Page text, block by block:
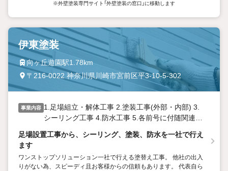
※外壁塗装専門サイト「外壁塗装の窓口」に移動します
伊東塗装
向ヶ丘遊園駅1.78km
〒216-0022 神奈川県川崎市宮前区平3-10-5-302
事業内容 1.足場組立・解体工事 2.塗装工事(外部・内部) 3.
シーリング工事 4.防水工事 5.各前号に付随関連す
足場設置工事から、シーリング、塗装、防水を一社で行え
ます
ワンストップソリューション一社で行える塗替え工事。 他社の出入
りがない為、スピーディ且お客様からの信頼もあります。 代表自ら